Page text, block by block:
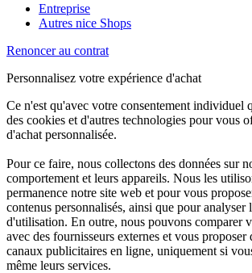
Entreprise
Autres nice Shops
Renoncer au contrat
Personnalisez votre expérience d'achat
Ce n'est qu'avec votre consentement individuel
des cookies et d'autres technologies pour vous
d'achat personnalisée.
Pour ce faire, nous collectons des données sur
comportement et leurs appareils. Nous les
permanence notre site web et pour vous
contenus personnalisés, ainsi que pour analyser
d'utilisation. En outre, nous pouvons comparer
avec des fournisseurs externes et vous proposer
canaux publicitaires en ligne, uniquement si
même leurs services.